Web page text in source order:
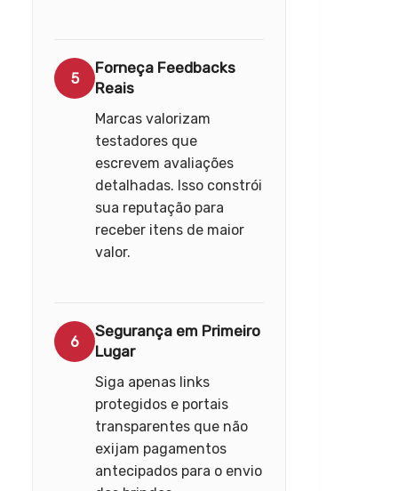
5
Forneça Feedbacks
Reais
Marcas valorizam
testadores que
escrevem avaliações
detalhadas. Isso constrói
sua reputação para
receber itens de maior
valor.
6
Segurança em Primeiro
Lugar
Siga apenas links
protegidos e portais
transparentes que não
exijam pagamentos
antecipados para o envio